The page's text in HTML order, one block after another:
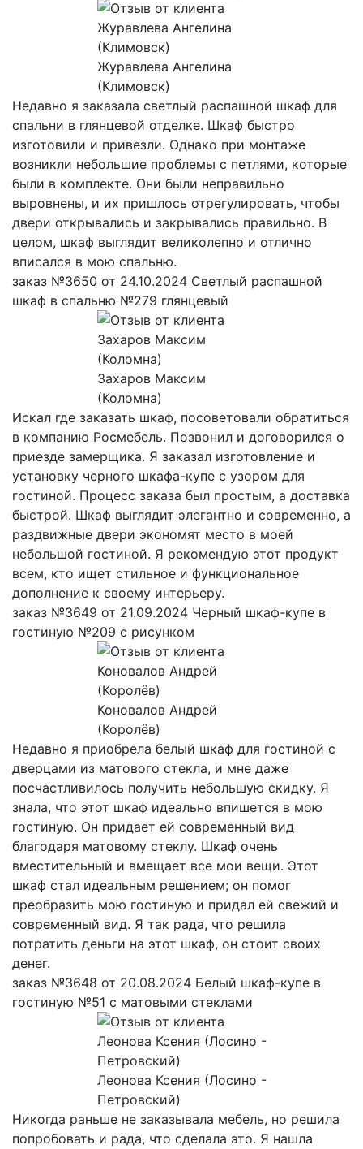
Журавлева Ангелина
(Климовск)
Недавно я заказала светлый распашной шкаф для
спальни в глянцевой отделке. Шкаф быстро
изготовили и привезли. Однако при монтаже
возникли небольшие проблемы с петлями, которые
были в комплекте. Они были неправильно
выровнены, и их пришлось отрегулировать, чтобы
двери открывались и закрывались правильно. В
целом, шкаф выглядит великолепно и отлично
вписался в мою спальню.
заказ №3650 от 24.10.2024 Светлый распашной
шкаф в спальню №279 глянцевый
Захаров Максим
(Коломна)
Искал где заказать шкаф, посоветовали обратиться
в компанию Росмебель. Позвонил и договорился о
приезде замерщика. Я заказал изготовление и
установку черного шкафа-купе с узором для
гостиной. Процесс заказа был простым, а доставка
быстрой. Шкаф выглядит элегантно и современно, а
раздвижные двери экономят место в моей
небольшой гостиной. Я рекомендую этот продукт
всем, кто ищет стильное и функциональное
дополнение к своему интерьеру.
заказ №3649 от 21.09.2024 Черный шкаф-купе в
гостиную №209 с рисунком
Коновалов Андрей
(Королёв)
Недавно я приобрела белый шкаф для гостиной с
дверцами из матового стекла, и мне даже
посчастливилось получить небольшую скидку. Я
знала, что этот шкаф идеально впишется в мою
гостиную. Он придает ей современный вид
благодаря матовому стеклу. Шкаф очень
вместительный и вмещает все мои вещи. Этот
шкаф стал идеальным решением; он помог
преобразить мою гостиную и придал ей свежий и
современный вид. Я так рада, что решила
потратить деньги на этот шкаф, он стоит своих
денег.
заказ №3648 от 20.08.2024 Белый шкаф-купе в
гостиную №51 с матовыми стеклами
Леонова Ксения (Лосино -
Петровский)
Никогда раньше не заказывала мебель, но решила
попробовать и рада, что сделала это. Я нашла